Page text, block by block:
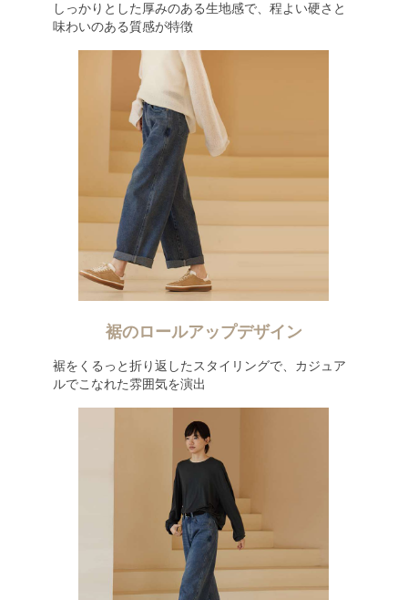
しっかりとした厚みのある生地感で、程よい硬さと
味わいのある質感が特徴
裾のロールアップデザイン
裾をくるっと折り返したスタイリングで、カジュア
ルでこなれた雰囲気を演出